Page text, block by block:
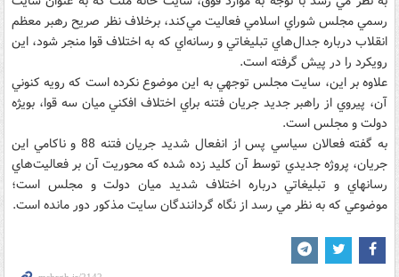
رسمي مجلس شوراي اسلامي فعاليت مي‌کند، برخلاف نظر صريح رهبر معظم
انقلاب درباره جدال‌هاي تبليغاتي و رسانه‌اي که به اختلاف قوا منجر شود، اين
رويکرد را در پيش گرفته است.
علاوه بر اين، سايت مجلس توجهي به اين موضوع نکرده است که رويه کنوني
آن، پيروي از راهبر جديد جريان فتنه براي اختلاف افکني ميان سه قوا، بويژه
دولت و مجلس است.
به گفته فعالان سياسي پس از انفعال شديد جريان فتنه 88 و ناکامي اين
جريان، پروژه جديدي توسط آن کليد زده شده که محوريت آن بر فعاليت‌هاي
رسانه‎اي و تبليغاتي درباره اختلاف شديد ميان دولت و مجلس است؛
موضوعي که به نظر مي رسد از نگاه گردانندگان سايت مذکور دور مانده است.